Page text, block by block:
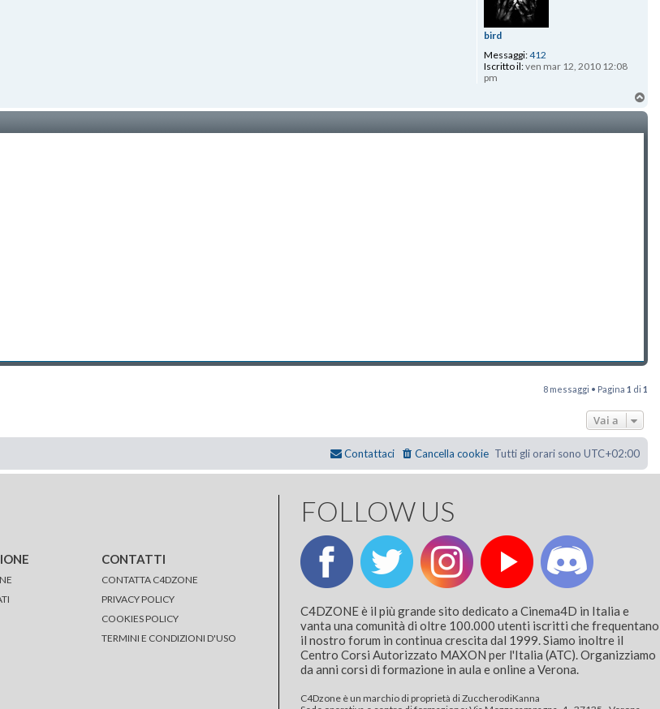
bird
Messaggi:412
Iscritto il:ven mar 12, 2010 12:08
pm
8 messaggi • Pagina 1 di 1
Vai a
Tutti gli orari sono UTC+02:00
Cancella cookie
Contattaci
CONTATTI
CONTATTA C4DZONE
PRIVACY POLICY
COOKIES POLICY
TERMINI E CONDIZIONI D'USO
FOLLOW US
C4DZONE è il più grande sito dedicato a Cinema4D in Italia e
vanta una comunità di oltre 100.000 utenti iscritti che frequentano
il nostro forum in continua crescita dal 1999. Siamo inoltre il
Centro Corsi Autorizzato MAXON per l'Italia (ATC). Organizziamo
da anni corsi di formazione in aula e online a Verona.
C4Dzone è un marchio di proprietà di ZuccherodiKanna